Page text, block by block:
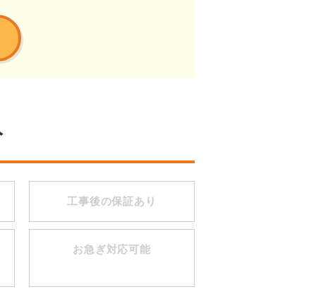
工事後の保証あり
お急ぎ対応可能